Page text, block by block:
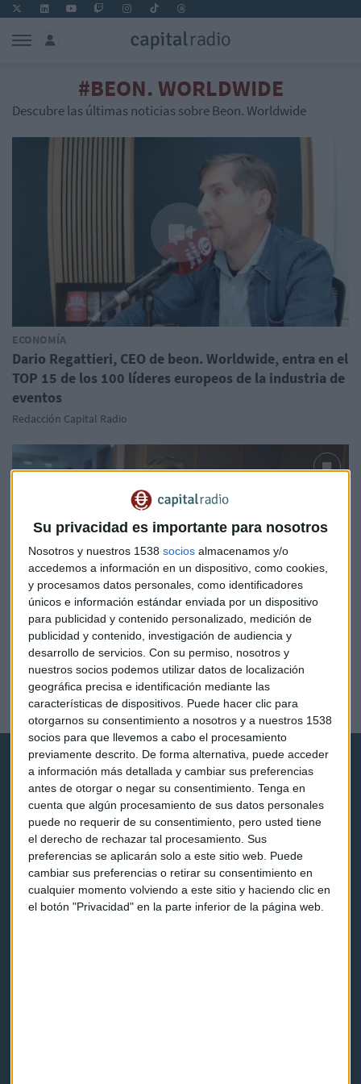
Su privacidad es importante para nosotros
Nosotros y nuestros 1538 socios almacenamos y/o
accedemos a información en un dispositivo, como cookies,
y procesamos datos personales, como identificadores
únicos e información estándar enviada por un dispositivo
para publicidad y contenido personalizado, medición de
publicidad y contenido, investigación de audiencia y
desarrollo de servicios. Con su permiso, nosotros y
nuestros socios podemos utilizar datos de localización
geográfica precisa e identificación mediante las
características de dispositivos. Puede hacer clic para
otorgarnos su consentimiento a nosotros y a nuestros 1538
socios para que llevemos a cabo el procesamiento
previamente descrito. De forma alternativa, puede acceder
a información más detallada y cambiar sus preferencias
antes de otorgar o negar su consentimiento. Tenga en
cuenta que algún procesamiento de sus datos personales
puede no requerir de su consentimiento, pero usted tiene
el derecho de rechazar tal procesamiento. Sus
preferencias se aplicarán solo a este sitio web. Puede
cambiar sus preferencias o retirar su consentimiento en
cualquier momento volviendo a este sitio y haciendo clic en
el botón "Privacidad" en la parte inferior de la página web.
#BEON. WORLDWIDE
Descubre las últimas noticias sobre Beon. Worldwide
ECONOMÍA
Dario Regattieri, CEO de beon. Worldwide, entra en el
TOP 15 de los 100 líderes europeos de la industria de
eventos
Redacción Capital Radio
EL ARTE DE EMOCIONAR
¿Cómo transitar de los eventos corporativos al teatro
musical?
Guillermo Luna
Capital Radio
Noticias
Eventos